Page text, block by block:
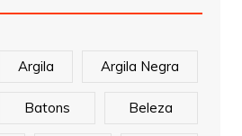
Argila Argila Negra
Batons Beleza